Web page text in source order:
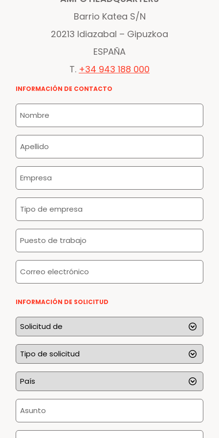
INFORMACIÓN DE CONTACTO
Nombre
Apellido
Empresa
Tipo
de
empresa
*
Puesto
de
trabajo
*
Correo
electrónico
INFORMACIÓN DE SOLICITUD
Solicitud
de
*
Tipo
de
solicitud
*
País
*
Asunto
Información
Barrio Katea S/N
20213 Idiazabal – Gipuzkoa
ESPAÑA
T. +34 943 188 000